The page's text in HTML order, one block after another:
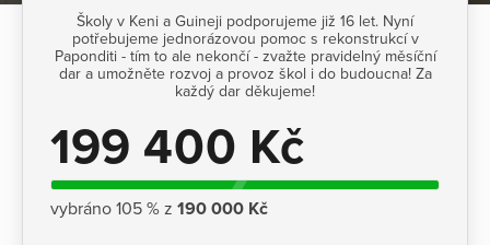
Školy v Keni a Guineji podporujeme již 16 let. Nyní
potřebujeme jednorázovou pomoc s rekonstrukcí v
Paponditi - tím to ale nekončí - zvažte pravidelný měsíční
dar a umožněte rozvoj a provoz škol i do budoucna! Za
každý dar děkujeme!
199 400 Kč
vybráno 105 % z 190 000 Kč